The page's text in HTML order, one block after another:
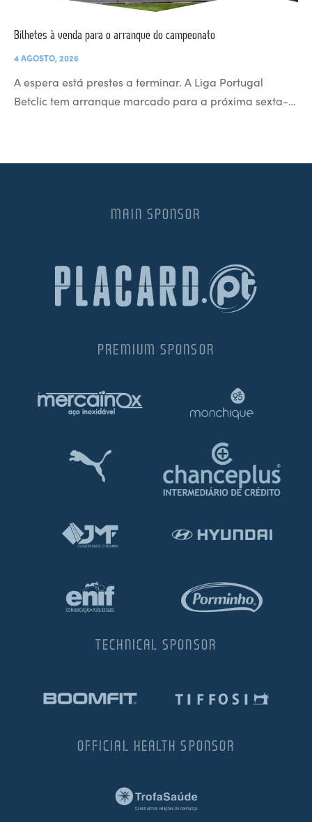
Bilhetes à venda para o arranque do campeonato
4 AGOSTO, 2026
A espera está prestes a terminar. A Liga Portugal
Betclic tem arranque marcado para a próxima sexta-…
MAIN SPONSOR
PREMIUM SPONSOR
TECHNICAL SPONSOR
OFFICIAL HEALTH SPONSOR